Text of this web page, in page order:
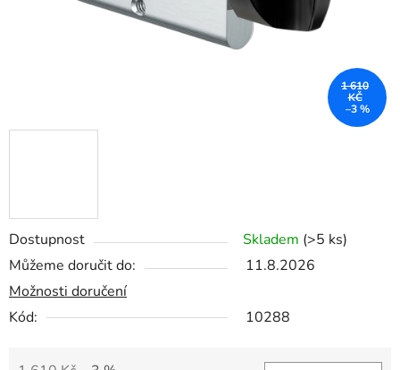
Dostupnost Skladem (>5 ks)
Můžeme doručit do:
11.8.2026
Možnosti doručení
Kód:
10288
1 610
KČ
–3 %